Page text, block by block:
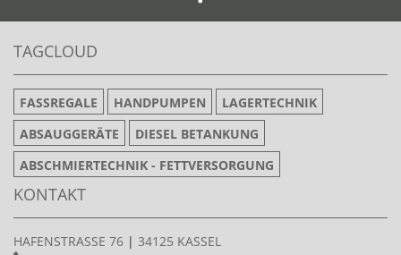
TAGCLOUD
FASSREGALE HANDPUMPEN
LAGERTECHNIK
ABSAUGGERÄTE
DIESEL BETANKUNG
ABSCHMIERTECHNIK - FETTVERSORGUNG
KONTAKT
HAFENSTRASSE 76 | 34125 KASSEL